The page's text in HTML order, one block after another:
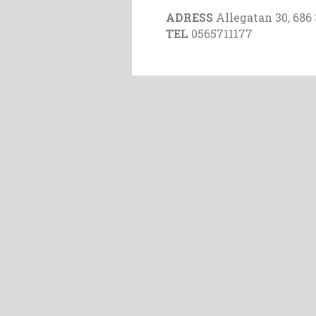
ADRESS Allegatan 30, 686
TEL 0565711177